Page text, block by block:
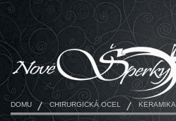
DOMU CHIRURGICKÁ OCEL KERAMIKA